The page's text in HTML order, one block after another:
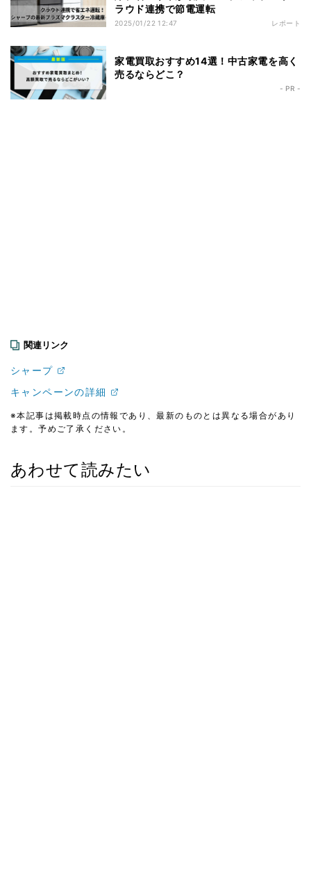
ラウド連携で節電運転
2025/01/22 12:47 レポート
家電買取おすすめ14選！中古家電を高く
売るならどこ？
- PR -
関連リンク
シャープ
キャンペーンの詳細
※本記事は掲載時点の情報であり、最新のものとは異なる場合があり
ます。予めご了承ください。
あわせて読みたい